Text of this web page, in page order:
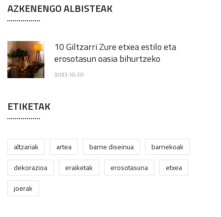
AZKENENGO ALBISTEAK
10 Giltzarri Zure etxea estilo eta
erosotasun oasia bihurtzeko
2023-10-30
ETIKETAK
altzariak artea barne diseinua
barnekoak
dekorazioa
eraiketak erosotasuna
etxea
joerak